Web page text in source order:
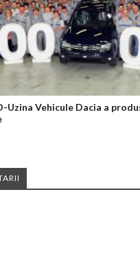
Uzina Vehicule Dacia a